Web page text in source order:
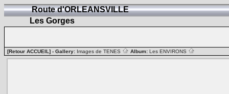
Route d'ORLEANSVILLE
Les Gorges
[Retour ACCUEIL] - Gallery: Images de TENES Album: Les ENVIRONS